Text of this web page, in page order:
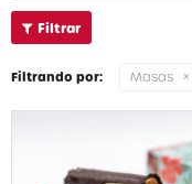
Filtrando por: Masas